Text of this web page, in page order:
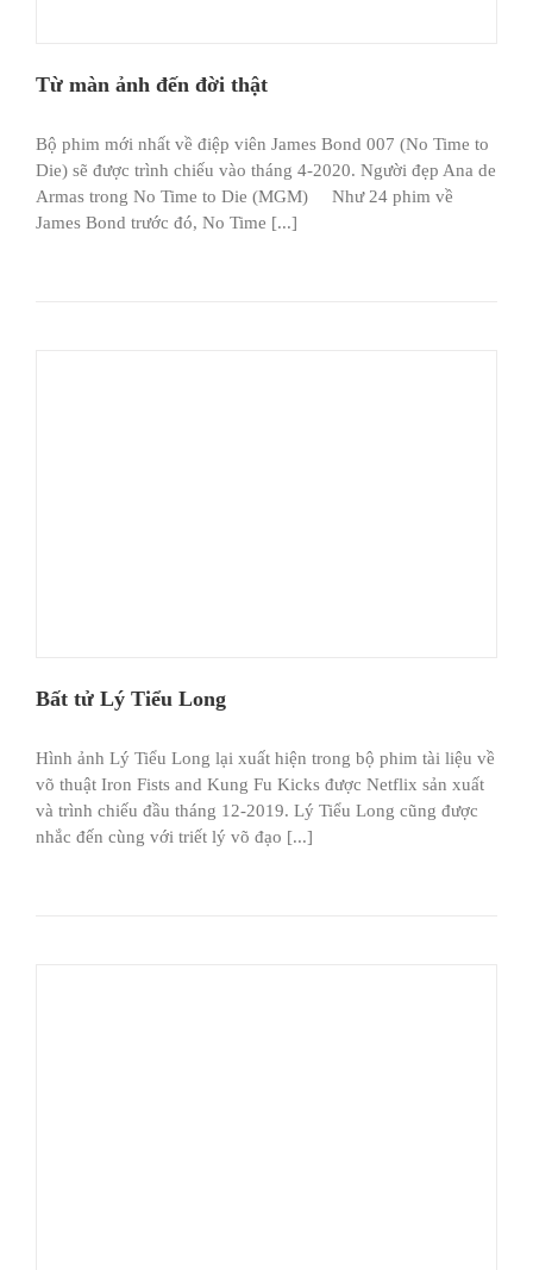
Từ màn ảnh đến đời thật
Bộ phim mới nhất về điệp viên James Bond 007 (No Time to
Die) sẽ được trình chiếu vào tháng 4-2020. Người đẹp Ana de
Armas trong No Time to Die (MGM) Như 24 phim về
James Bond trước đó, No Time [...]
Bất tử Lý Tiểu Long
Hình ảnh Lý Tiểu Long lại xuất hiện trong bộ phim tài liệu về
võ thuật Iron Fists and Kung Fu Kicks được Netflix sản xuất
và trình chiếu đầu tháng 12-2019. Lý Tiểu Long cũng được
nhắc đến cùng với triết lý võ đạo [...]